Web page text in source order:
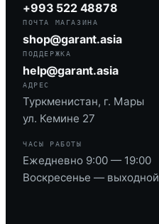
+993 522 48878
ПОЧТА МАГАЗИНА
shop@garant.asia
ПОДДЕРЖКА
help@garant.asia
АДРЕС
Туркменистан, г. Мары
ул. Кемине 27
ЧАСЫ РАБОТЫ
Ежедневно 9:00 — 19:00
Воскресенье — выходной